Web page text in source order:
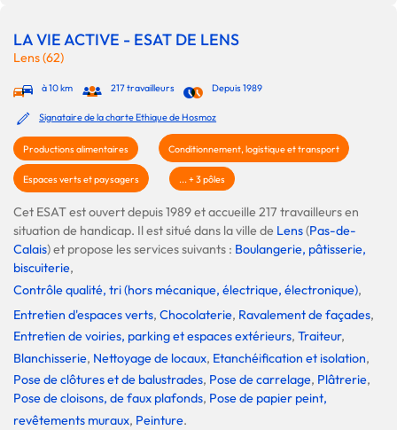
LA VIE ACTIVE - ESAT DE LENS
Lens (62)
à 10 km 217 travailleurs Depuis 1989
Signataire de la charte Ethique de Hosmoz
Productions alimentaires Conditionnement, logistique et transport
Espaces verts et paysagers ... + 3 pôles
Cet ESAT est ouvert depuis 1989 et accueille 217 travailleurs en
situation de handicap. Il est situé dans la ville de Lens(Pas-de-
Calais) et propose les services suivants : Boulangerie, pâtisserie,
biscuiterie,
Contrôle qualité, tri (hors mécanique, électrique, électronique),
Entretien d'espaces verts, Chocolaterie, Ravalement de façades,
Entretien de voiries, parking et espaces extérieurs, Traiteur,
Blanchisserie, Nettoyage de locaux, Etanchéification et isolation,
Pose de clôtures et de balustrades, Pose de carrelage, Plâtrerie,
Pose de cloisons, de faux plafonds, Pose de papier peint,
revêtements muraux, Peinture.